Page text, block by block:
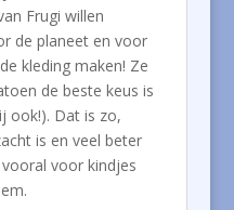
Frugi willen
de planeet en voor
kleding maken! Ze
de beste keus is
ook!). Dat is zo,
is en veel beter
voor kindjes